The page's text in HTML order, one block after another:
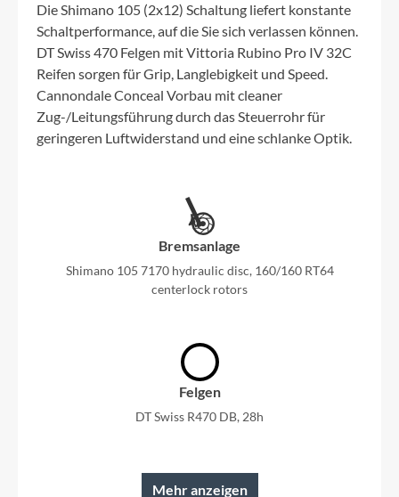
Die Shimano 105 (2x12) Schaltung liefert konstante
Schaltperformance, auf die Sie sich verlassen können.
DT Swiss 470 Felgen mit Vittoria Rubino Pro IV 32C
Reifen sorgen für Grip, Langlebigkeit und Speed.
Cannondale Conceal Vorbau mit cleaner
Zug-/Leitungsführung durch das Steuerrohr für
geringeren Luftwiderstand und eine schlanke Optik.
Bremsanlage
Shimano 105 7170 hydraulic disc, 160/160 RT64
centerlock rotors
Felgen
DT Swiss R470 DB, 28h
Mehr anzeigen